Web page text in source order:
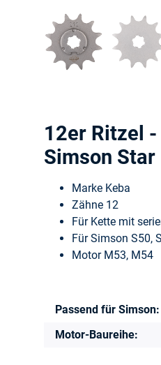
12er Ritzel
Simson Star
Marke Keba
Zähne 12
Für Kette mit
Für Simson S50,
Motor M53, M54
Produkteigenschaft
Wert
Passend für Simson:
Motor-Baureihe: